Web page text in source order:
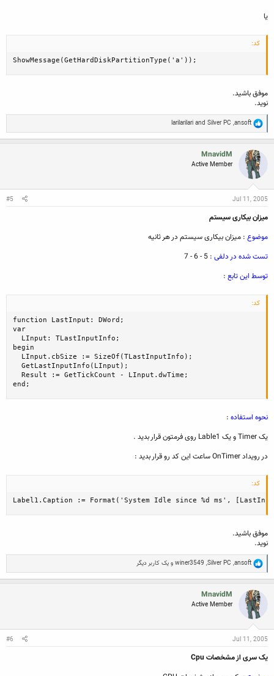
یا
کد:
ShowMessage(GetHardDiskPartitionType('a'));
موفق باشید.
نوید.
R
e
a
c
t
i
o
n
:
ansoft
,
Silver PC
larilarilari
MnavidM
Active Member
Jul 11, 2005
#5
میزان بیکاری سیستم
موضوع : میزان بیکاری سیستم در هر ثانیه
تست شده در دلفی : 5 - 6 - 7
توسط این تابع :
کد:
function LastInput: DWord;
var
  LInput: TLastInputInfo;
begin
  LInput.cbSize := SizeOf(TLastInputInfo);
  GetLastInputInfo(LInput);
  Result := GetTickCount - LInput.dwTime;
end;
نحوه استفاده :
یک Timer و یک Lable1 روی فرمتون قرار بدید .
در رویداد OnTimer ساعت این کد رو قرار بدید :
کد:
Label1.Caption := Format('System Idle since %d ms',
موفق باشید.
نوید.
R
e
a
c
t
i
o
n
:
ansoft
,
Silver PC
,
winer3549 و یک کاربر دیگر
MnavidM
Active Member
Jul 11, 2005
#6
یک سری از مشخصات Cpu